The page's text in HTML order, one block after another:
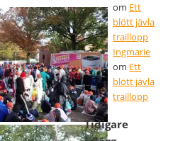
om Ett
blött jävla
traillopp
Ingmarie
om Ett
blött jävla
traillopp
Tidigare